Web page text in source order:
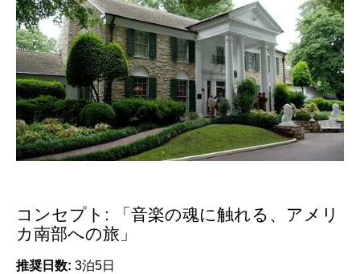
コンセプト: 「音楽の魂に触れる、アメリ
カ南部への旅」
推奨日数: 3泊5日